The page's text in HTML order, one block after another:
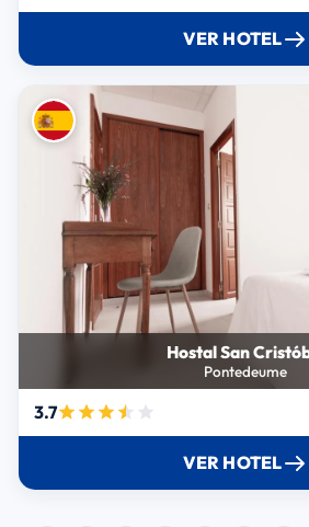
VER HOTEL
Hostal San
Pontedeume
3.7
VER HOTEL